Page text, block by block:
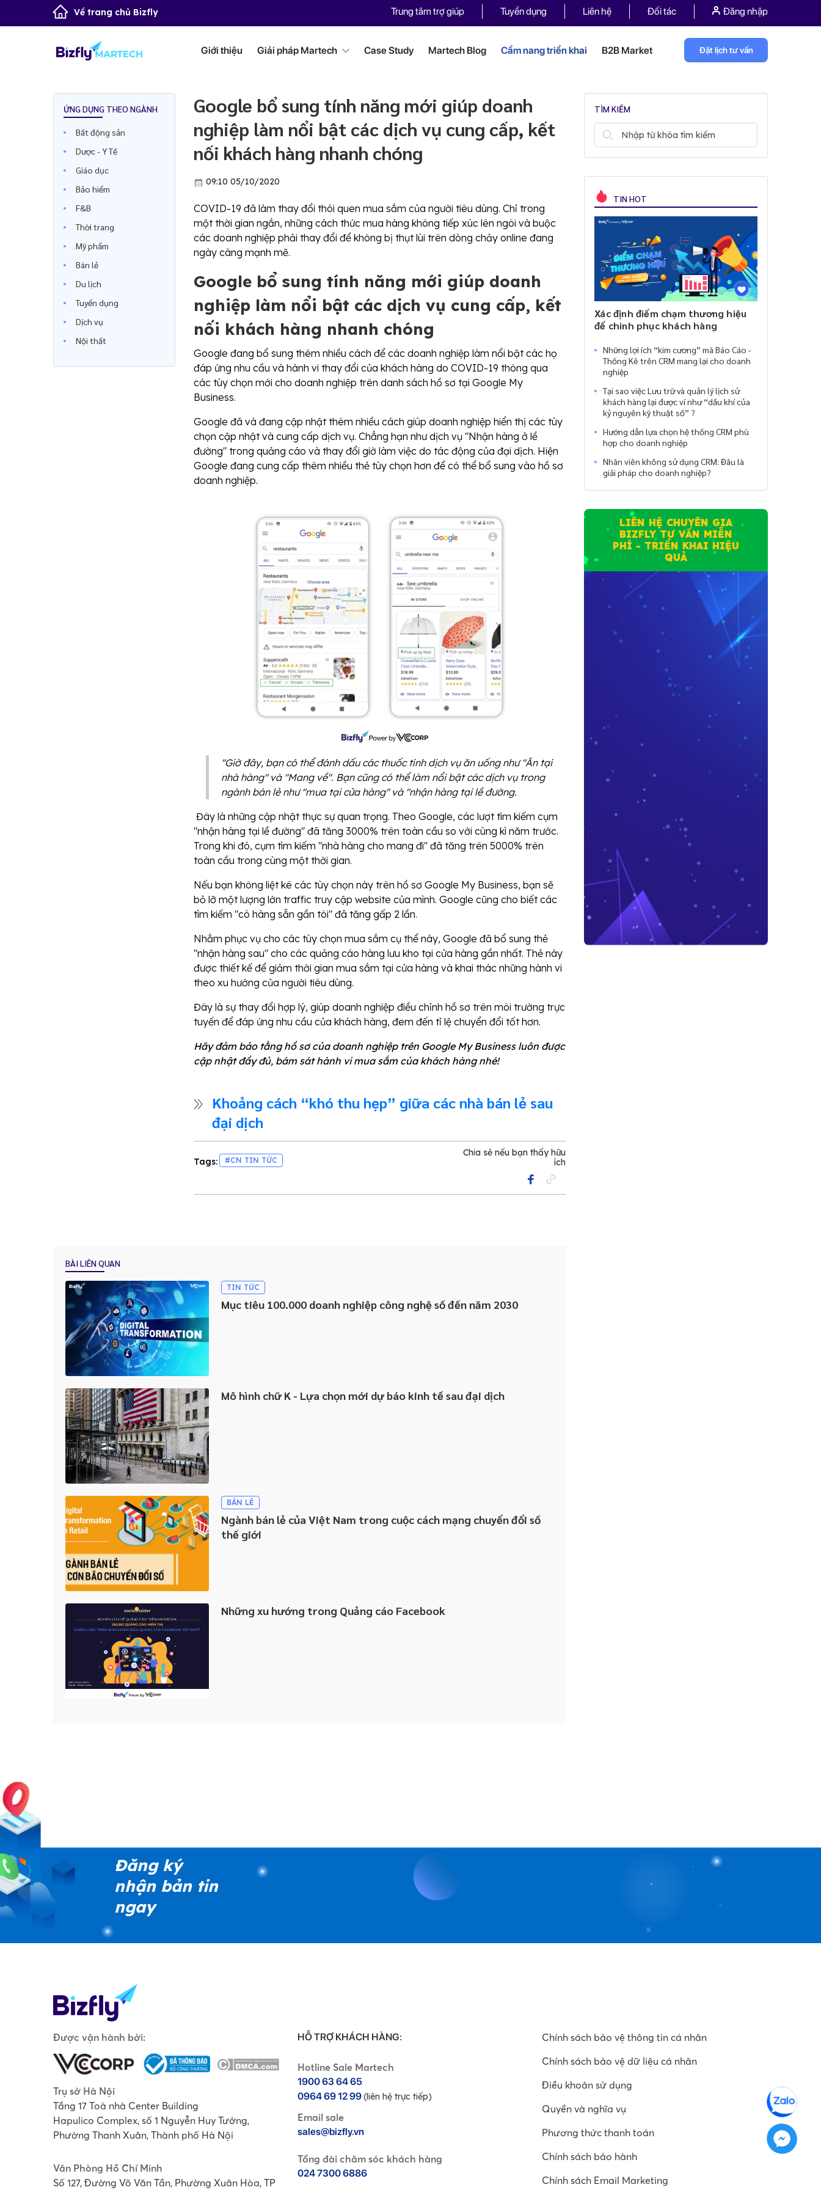
Về trang chủ Bizfly Trung tâm trợ giúp Tuyển dụng Liên hệ Đối tác Đăng nhập
Giới thiệu Giải pháp Martech Case Study Martech Blog Cẩm nang triển khai B2B Market Đặt lịch tư vấn
ỨNG DỤNG THEO NGÀNH
Bất động sản
Dược - Y Tế
Giáo dục
Bảo hiểm
F&B
Thời trang
Mỹ phẩm
Bán lẻ
Du lịch
Tuyển dụng
Dịch vụ
Nội thất
Google bổ sung tính năng mới giúp doanh
nghiệp làm nổi bật các dịch vụ cung cấp, kết
nối khách hàng nhanh chóng
09:10 05/10/2020
COVID-19 đã làm thay đổi thói quen mua sắm của người tiêu dùng. Chỉ trong
một thời gian ngắn, những cách thức mua hàng không tiếp xúc lên ngôi và buộc
các doanh nghiệp phải thay đổi để không bị thụt lùi trên dòng chảy online đang
ngày càng mạnh mẽ.
Google bổ sung tính năng mới giúp doanh
nghiệp làm nổi bật các dịch vụ cung cấp, kết
nối khách hàng nhanh chóng
Google đang bổ sung thêm nhiều cách để các doanh nghiệp làm nổi bật các họ
đáp ứng nhu cầu và hành vi thay đổi của khách hàng do COVID-19 thông qua
các tùy chọn mới cho doanh nghiệp trên danh sách hồ sơ tại Google My
Business.
Google đã và đang cập nhật thêm nhiều cách giúp doanh nghiệp hiển thị các tùy
chọn cập nhật và cung cấp dịch vụ. Chẳng hạn như dịch vụ "Nhận hàng ở lề
đường" trong quảng cáo và thay đổi giờ làm việc do tác động của đại dịch. Hiện
Google đang cung cấp thêm nhiều thẻ tùy chọn hơn để có thể bổ sung vào hồ sơ
doanh nghiệp.
"Giờ đây, bạn có thể đánh dấu các thuốc tính dịch vụ ăn uống như "Ăn tại
nhà hàng" và "Mang về". Bạn cũng có thể làm nổi bật các dịch vụ trong
ngành bán lẻ như "mua tại cửa hàng" và "nhận hàng tại lề đường.
Đây là những cập nhật thực sự quan trọng. Theo Google, các lượt tìm kiếm cụm
"nhận hàng tại lề đường" đã tăng 3000% trên toàn cầu so với cùng kì năm trước.
Trong khi đó, cụm tìm kiếm "nhà hàng cho mang đi" đã tăng trên 5000% trên
toàn cầu trong cùng một thời gian.
Nếu bạn không liệt kê các tùy chọn này trên hồ sơ Google My Business, bạn sẽ
bỏ lỡ một lượng lớn traffic truy cập website của mình. Google cũng cho biết các
tìm kiếm "có hàng sẵn gần tôi" đã tăng gấp 2 lần.
Nhằm phục vụ cho các tùy chọn mua sắm cụ thể này, Google đã bổ sung thẻ
"nhận hàng sau" cho các quảng cáo hàng lưu kho tại cửa hàng gần nhất. Thẻ này
được thiết kế để giảm thời gian mua sắm tại cửa hàng và khai thác những hành vi
theo xu hướng của người tiêu dùng.
Đây là sự thay đổi hợp lý, giúp doanh nghiệp điều chỉnh hồ sơ trên môi trường trực
tuyến để đáp ứng nhu cầu của khách hàng, đem đến tỉ lệ chuyển đổi tốt hơn.
Hãy đảm bảo tằng hồ sơ của doanh nghiệp trên Google My Business luôn được
cập nhật đầy đủ, bám sát hành vi mua sắm của khách hàng nhé!
Khoảng cách “khó thu hẹp” giữa các nhà bán lẻ sau
đại dịch
Tags: #CN TIN TỨC
Chia sẻ nếu bạn thấy hữu
ích
TÌM KIẾM
TIN HOT
Xác định điểm chạm thương hiệu
để chinh phục khách hàng
Những lợi ích “kim cương” mà Báo Cáo -
Thống Kê trên CRM mang lại cho doanh
nghiệp
Tại sao việc Lưu trữ và quản lý lịch sử
khách hàng lại được ví như “dầu khí của
kỷ nguyên kỹ thuật số” ?
Hướng dẫn lựa chọn hệ thống CRM phù
hợp cho doanh nghiệp
Nhân viên không sử dụng CRM: Đâu là
giải pháp cho doanh nghiệp?
LIÊN HỆ CHUYÊN GIA
BIZFLY TƯ VẤN MIỄN
PHÍ - TRIỂN KHAI HIỆU
QUẢ
BÀI LIÊN QUAN
TIN TỨC
Mục tiêu 100.000 doanh nghiệp công nghệ số đến năm 2030
Mô hình chữ K - Lựa chọn mới dự báo kinh tế sau đại dịch
BÁN LẺ
Ngành bán lẻ của Việt Nam trong cuộc cách mạng chuyển đổi số
thế giới
Những xu hướng trong Quảng cáo Facebook
Đăng ký
nhận bản tin
ngay
Được vận hành bởi:
Trụ sở Hà Nội
Tầng 17 Toà nhà Center Building
Hapulico Complex, số 1 Nguyễn Huy Tưởng,
Phường Thanh Xuân, Thành phố Hà Nội
Văn Phòng Hồ Chí Minh
Số 127, Đường Võ Văn Tần, Phường Xuân Hòa, TP
HỖ TRỢ KHÁCH HÀNG:
Hotline Sale Martech
1900 63 64 65
0964 69 12 99(liên hệ trực tiếp)
Email sale
sales@bizfly.vn
Tổng đài chăm sóc khách hàng
024 7300 6886
Chính sách bảo vệ thông tin cá nhân
Chính sách bảo vệ dữ liệu cá nhân
Điều khoản sử dụng
Quyền và nghĩa vụ
Phương thức thanh toán
Chính sách bảo hành
Chính sách Email Marketing